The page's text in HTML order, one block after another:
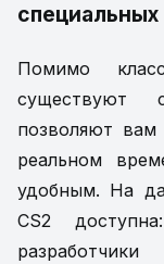
специальных
Помимо
существуют
позволяют
реальном
удобным. На
CS2